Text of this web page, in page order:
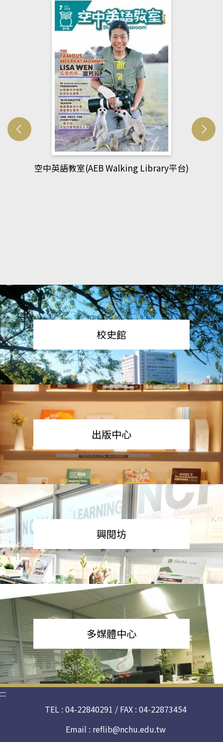
網管人(kono平台)
校史館
出版中心
興閱坊
多媒體中心
:::
TEL : 04-22840291 / FAX : 04-22873454
Email : reflib@nchu.edu.tw